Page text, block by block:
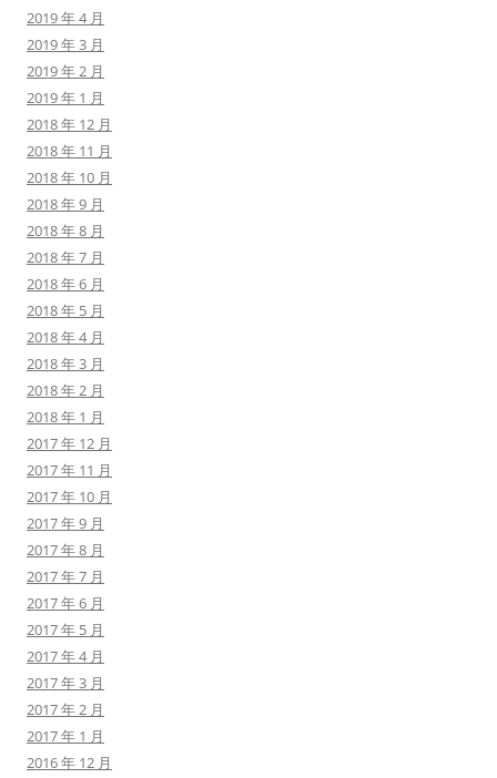
2019 年 4 月
2019 年 3 月
2019 年 2 月
2019 年 1 月
2018 年 12 月
2018 年 11 月
2018 年 10 月
2018 年 9 月
2018 年 8 月
2018 年 7 月
2018 年 6 月
2018 年 5 月
2018 年 4 月
2018 年 3 月
2018 年 2 月
2018 年 1 月
2017 年 12 月
2017 年 11 月
2017 年 10 月
2017 年 9 月
2017 年 8 月
2017 年 7 月
2017 年 6 月
2017 年 5 月
2017 年 4 月
2017 年 3 月
2017 年 2 月
2017 年 1 月
2016 年 12 月